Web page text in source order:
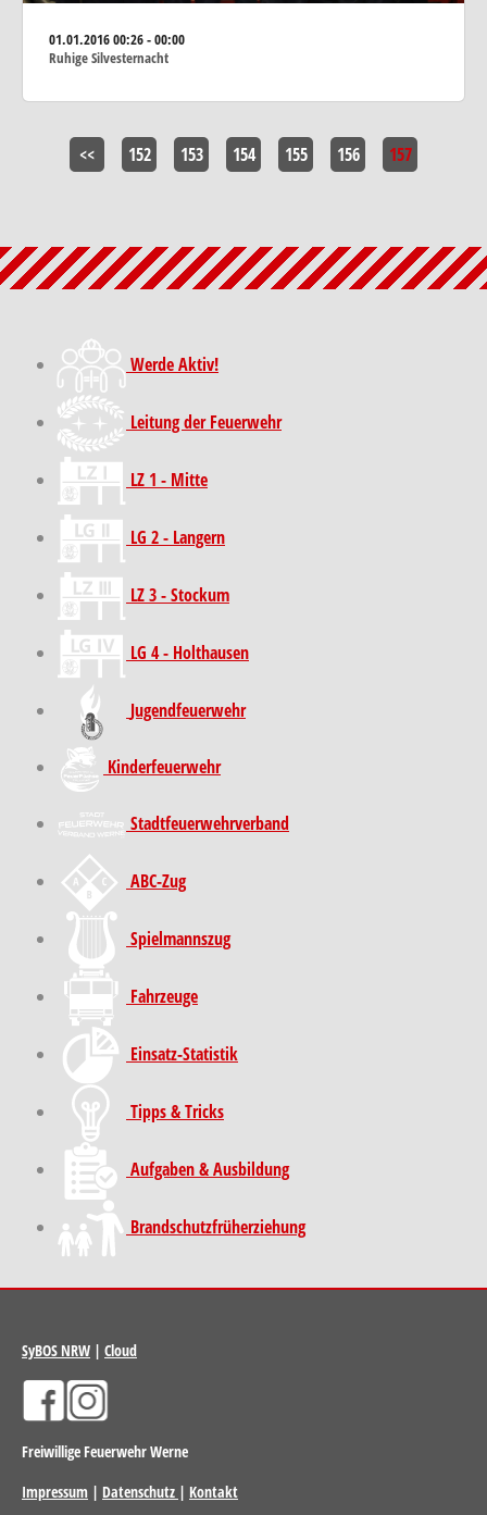
01.01.201600:26 - 00:00
Ruhige Silvesternacht
<< 152 153 154 155 156 157
Werde Aktiv!
Leitung der Feuerwehr
LZ 1 - Mitte
LG 2 - Langern
LZ 3 - Stockum
LG 4 - Holthausen
Jugendfeuerwehr
Kinder­feuer­wehr
Stadt­feuer­wehr­verband
ABC-Zug
Spielmannszug
Fahrzeuge
Einsatz-Statistik
Tipps & Tricks
Aufgaben & Ausbildung
Brand­schutz­früh­erziehung
SyBOS NRW | Cloud
Freiwillige Feuerwehr Werne
Impressum | Datenschutz | Kontakt